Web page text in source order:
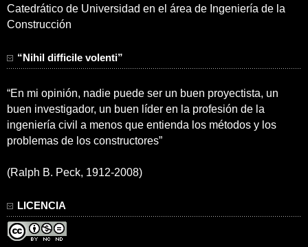
Catedrático de Universidad en el área de Ingeniería de la
Construcción
“Nihil difficile volenti”
“En mi opinión, nadie puede ser un buen proyectista, un
buen investigador, un buen líder en la profesión de la
ingeniería civil a menos que entienda los métodos y los
problemas de los constructores”
(Ralph B. Peck, 1912-2008)
LICENCIA